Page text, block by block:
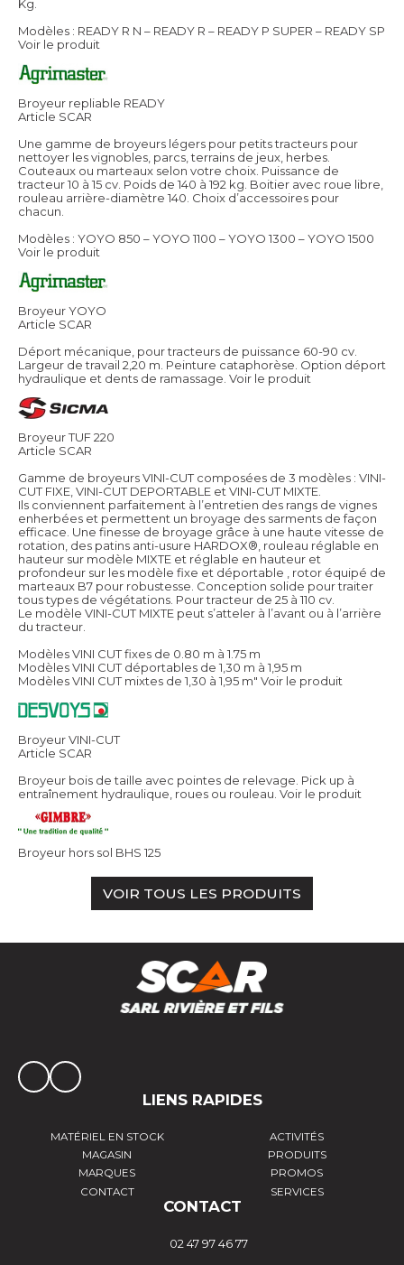
Kg.
Modèles : READY R N – READY R – READY P SUPER – READY SP
Voir le produit
Broyeur repliable READY
Article SCAR
Une gamme de broyeurs légers pour petits tracteurs pour
nettoyer les vignobles, parcs, terrains de jeux, herbes.
Couteaux ou marteaux selon votre choix. Puissance de
tracteur 10 à 15 cv. Poids de 140 à 192 kg. Boitier avec roue libre,
rouleau arrière-diamètre 140. Choix d’accessoires pour
chacun.
Modèles : YOYO 850 – YOYO 1100 – YOYO 1300 – YOYO 1500
Voir le produit
Broyeur YOYO
Article SCAR
Déport mécanique, pour tracteurs de puissance 60-90 cv.
Largeur de travail 2,20 m. Peinture cataphorèse. Option déport
hydraulique et dents de ramassage. Voir le produit
Broyeur TUF 220
Article SCAR
Gamme de broyeurs VINI-CUT composées de 3 modèles : VINI-
CUT FIXE, VINI-CUT DEPORTABLE et VINI-CUT MIXTE.
Ils conviennent parfaitement à l’entretien des rangs de vignes
enherbées et permettent un broyage des sarments de façon
efficace. Une finesse de broyage grâce à une haute vitesse de
rotation, des patins anti-usure HARDOX®, rouleau réglable en
hauteur sur modèle MIXTE et réglable en hauteur et
profondeur sur les modèle fixe et déportable , rotor équipé de
marteaux B7 pour robustesse. Conception solide pour traiter
tous types de végétations. Pour tracteur de 25 à 110 cv.
Le modèle VINI-CUT MIXTE peut s’atteler à l’avant ou à l’arrière
du tracteur.
Modèles VINI CUT fixes de 0.80 m à 1.75 m
Modèles VINI CUT déportables de 1,30 m à 1,95 m
Modèles VINI CUT mixtes de 1,30 à 1,95 m" Voir le produit
Broyeur VINI-CUT
Article SCAR
Broyeur bois de taille avec pointes de relevage. Pick up à
entraînement hydraulique, roues ou rouleau. Voir le produit
Broyeur hors sol BHS 125
VOIR TOUS LES PRODUITS
LIENS RAPIDES
MATÉRIEL EN STOCK
ACTIVITÉS
MAGASIN
PRODUITS
MARQUES
PROMOS
CONTACT
SERVICES
CONTACT
02 47 97 46 77